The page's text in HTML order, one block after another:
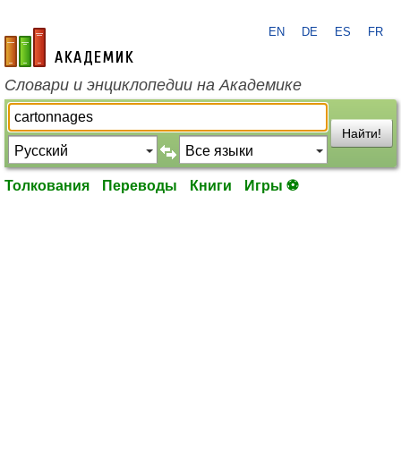
academic.ru
EN DE ES FR
Словари и энциклопедии на Академике
Найти!
Толкования Переводы Книги Игры ⚽